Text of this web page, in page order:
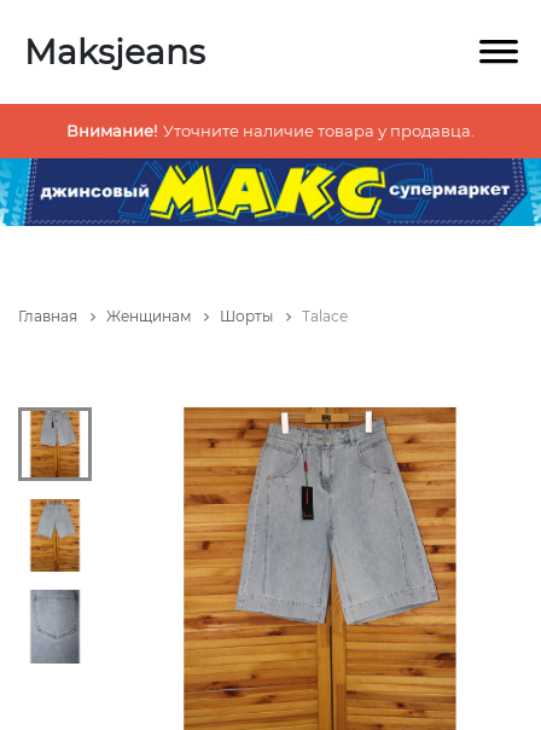
Maksjeans
Внимание! Уточните наличие товара у продавца.
Главная Женщинам Шорты Talace